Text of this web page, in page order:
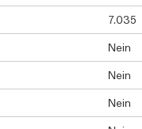
7.035
Nein
Nein
Nein